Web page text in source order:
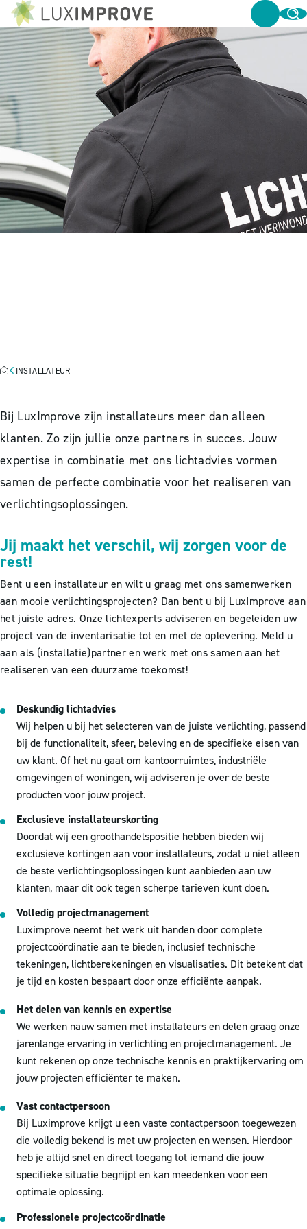
INSTALLATEUR
Bij LuxImprove zijn installateurs meer dan alleen
klanten. Zo zijn jullie onze partners in succes. Jouw
expertise in combinatie met ons lichtadvies vormen
samen de perfecte combinatie voor het realiseren van
verlichtingsoplossingen.
Jij maakt het verschil, wij zorgen voor de
rest!
Bent u een installateur en wilt u graag met ons samenwerken
aan mooie verlichtingsprojecten? Dan bent u bij LuxImprove aan
het juiste adres. Onze lichtexperts adviseren en begeleiden uw
project van de inventarisatie tot en met de oplevering. Meld u
aan als (installatie)partner en werk met ons samen aan het
realiseren van een duurzame toekomst!
Deskundig lichtadvies
Wij helpen u bij het selecteren van de juiste verlichting, passend
bij de functionaliteit, sfeer, beleving en de specifieke eisen van
uw klant. Of het nu gaat om kantoorruimtes, industriële
omgevingen of woningen, wij adviseren je over de beste
producten voor jouw project.
Exclusieve installateurskorting
Doordat wij een groothandelspositie hebben bieden wij
exclusieve kortingen aan voor installateurs, zodat u niet alleen
de beste verlichtingsoplossingen kunt aanbieden aan uw
klanten, maar dit ook tegen scherpe tarieven kunt doen.
Volledig projectmanagement
Luximprove neemt het werk uit handen door complete
projectcoördinatie aan te bieden, inclusief technische
tekeningen, lichtberekeningen en visualisaties. Dit betekent dat
je tijd en kosten bespaart door onze efficiënte aanpak.
Het delen van kennis en expertise
We werken nauw samen met installateurs en delen graag onze
jarenlange ervaring in verlichting en projectmanagement. Je
kunt rekenen op onze technische kennis en praktijkervaring om
jouw projecten efficiënter te maken.
Vast contactpersoon
Bij Luximprove krijgt u een vaste contactpersoon toegewezen
die volledig bekend is met uw projecten en wensen. Hierdoor
heb je altijd snel en direct toegang tot iemand die jouw
specifieke situatie begrijpt en kan meedenken voor een
optimale oplossing.
Professionele projectcoördinatie